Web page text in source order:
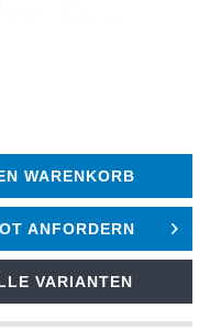
WARENKORB
ANFORDERN
VARIANTEN